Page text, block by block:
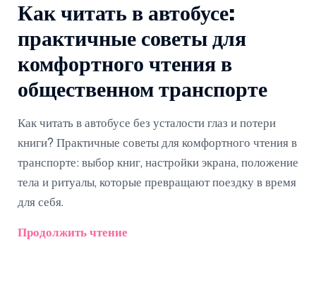
Как читать в автобусе:
практичные советы для
комфортного чтения в
общественном транспорте
Как читать в автобусе без усталости глаз и потери
книги? Практичные советы для комфортного чтения в
транспорте: выбор книг, настройки экрана, положение
тела и ритуалы, которые превращают поездку в время
для себя.
Продолжить чтение